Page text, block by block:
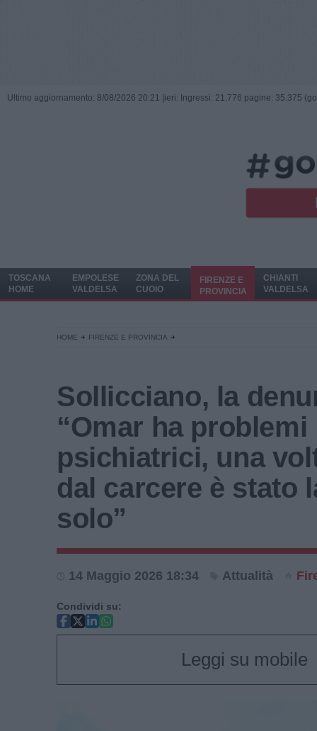
Ultimo aggiornamento: 8/08/2026 20:21 | ieri: Ingressi: 21.776 pagine: 35.375
TOSCANA
HOME
EMPOLESE
VALDELSA
ZONA DEL
CUOIO
FIRENZE E
PROVINCIA
CHIANTI
VALDELSA
HOME FIRENZE E PROVINCIA
Sollicciano, la
“Omar ha problemi
psichiatrici, una
dal carcere è stato
solo”
14 Maggio 2026 18:34 Attualità
Condividi su:
Leggi su mobile